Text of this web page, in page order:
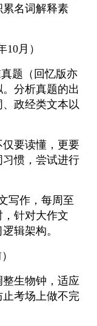
名词解释素
月）
题（回忆版亦
分析真题的出
政经类文本以
要读懂，更要
惯，尝试进行
写作，每周至
针对大作文
辑架构。
生物钟，适应
考场上做不完